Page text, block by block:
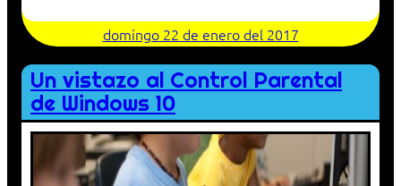
domingo 22 de enero del 2017
Un vistazo al Control Parental
de Windows 10